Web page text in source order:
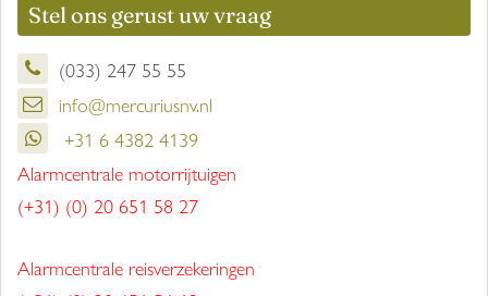
Stel ons gerust uw vraag
(033) 247 55 55
info@mercuriusnv.nl
+31 6 4382 4139
Alarmcentrale motorrijtuigen
(+31) (0) 20 651 58 27
Alarmcentrale reisverzekeringen